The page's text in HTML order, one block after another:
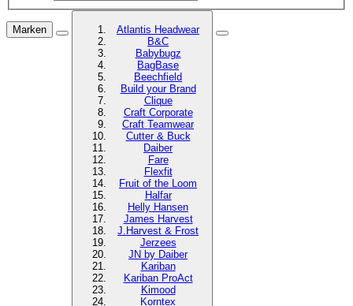
Marken
Atlantis Headwear
B&C
Babybugz
BagBase
Beechfield
Build your Brand
Clique
Craft Corporate
Craft Teamwear
Cutter & Buck
Daiber
Fare
Flexfit
Fruit of the Loom
Halfar
Helly Hansen
James Harvest
J.Harvest & Frost
Jerzees
JN by Daiber
Kariban
Kariban ProAct
Kimood
Korntex